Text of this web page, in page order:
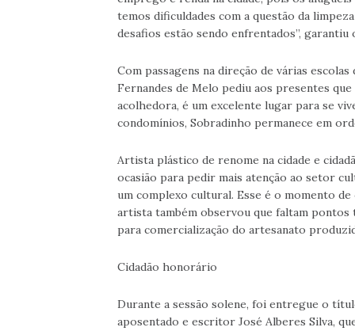
temos dificuldades com a questão da
desafios estão sendo enfrentados”, garantiu
Com passagens na direção de várias
Fernandes de Melo pediu aos presentes
acolhedora, é um excelente lugar para se
condomínios, Sobradinho permanece em
Artista plástico de renome na cidade e
ocasião para pedir mais atenção ao setor
um complexo cultural. Esse é o momento de
artista também observou que faltam
para comercialização do artesanato
Cidadão honorário
Durante a sessão solene, foi entregue o
aposentado e escritor José Alberes Silva,